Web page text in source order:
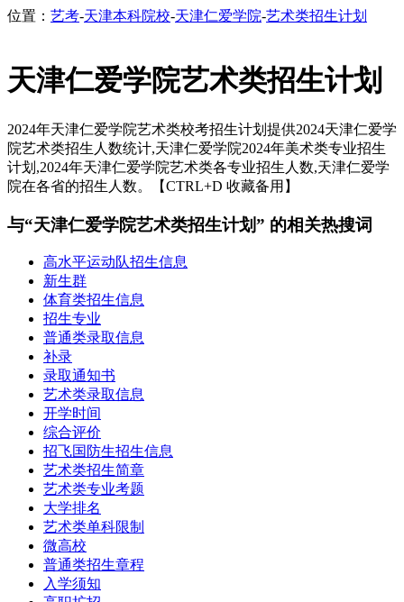
位置： 艺考-天津本科院校-天津仁爱学院-艺术类招生计划
天津仁爱学院艺术类招生计划
2024年天津仁爱学院艺术类校考招生计划提供2024天津仁爱学
院艺术类招生人数统计,天津仁爱学院2024年美术类专业招生
计划,2024年天津仁爱学院艺术类各专业招生人数,天津仁爱学
院在各省的招生人数。【CTRL+D 收藏备用】
与“天津仁爱学院艺术类招生计划” 的相关热搜词
高水平运动队招生信息
新生群
体育类招生信息
招生专业
普通类录取信息
补录
录取通知书
艺术类录取信息
开学时间
综合评价
招飞国防生招生信息
艺术类招生简章
艺术类专业考题
大学排名
艺术类单科限制
微高校
普通类招生章程
入学须知